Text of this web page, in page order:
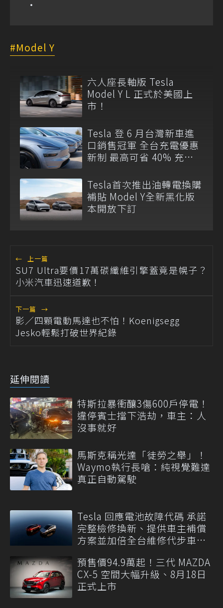
Model Y
六人座長軸版 Tesla
Model Y L 正式於美國上
市！
Tesla 登 6 月台灣新車進
口銷售冠軍 全台充電優惠
新制 最高可省 40% 充電
Tesla首次推出油轉電換購
補貼 Model Y全新黑化版
本開放下訂
← 上一篇
SU7 Ultra要價17萬碳纖維引擎蓋竟是幌子？
小米汽車迅速道歉！
下一篇 →
影／四顆電動馬達也不怕！Koenigsegg
Jesko輕鬆打破世界紀錄
延伸閱讀
特斯拉暴衝釀3傷600戶停電！
違停賓士擋下浩劫，車主：人
沒事就好
馬斯克稱光達「徒勞之舉」！
Waymo執行長嗆：純視覺難達
真正自動駕駛
Tesla 回應電池故障代碼 承諾
完整檢修換新、提供車主補償
方案並加倍全台維修代步車數
預售價94.9萬起！三代 MAZDA
CX-5 空間大幅升級、8月18日
正式上市